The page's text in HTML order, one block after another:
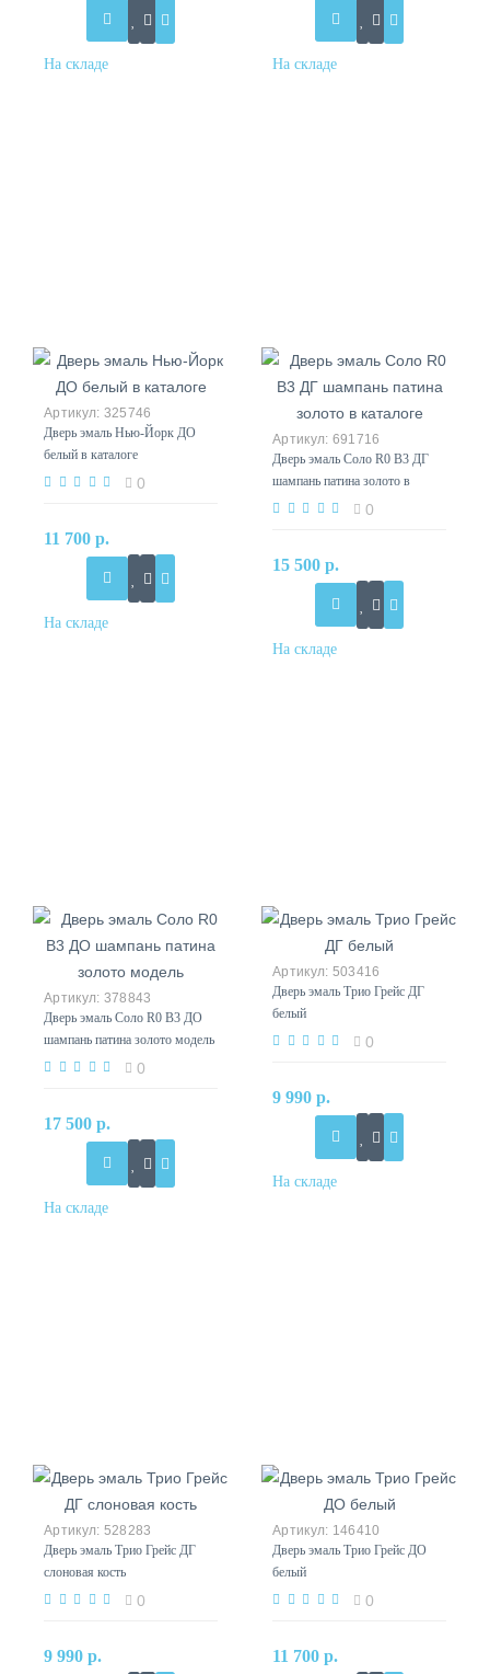
325746
Дверь эмаль Нью-Йорк ДО
белый в каталоге
0
11 700 р.
691716
Дверь эмаль Соло R0 B3 ДГ
шампань патина золото в
каталоге
0
15 500 р.
378843
Дверь эмаль Соло R0 B3 ДО
шампань патина золото модель
0
17 500 р.
503416
Дверь эмаль Трио Грейс ДГ
белый
0
9 990 р.
528283
Дверь эмаль Трио Грейс ДГ
слоновая кость
0
9 990 р.
146410
Дверь эмаль Трио Грейс ДО
белый
0
11 700 р.